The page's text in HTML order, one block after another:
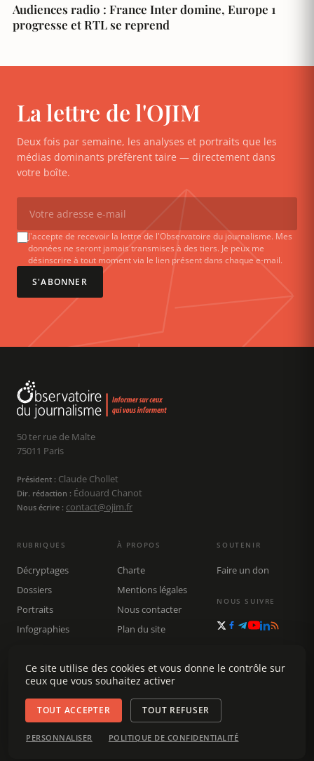
Audiences radio : France Inter domine, Europe 1
progresse et RTL se reprend
La lettre de l'OJIM
Deux fois par semaine, les analyses et portraits que les
médias dominants préfèrent taire — directement dans
votre boîte.
J'accepte de recevoir la lettre de l'Observatoire du journalisme. Mes
données ne seront jamais transmises à des tiers. Je peux me
désinscrire à tout moment via le lien présent dans chaque e-mail.
S'ABONNER
50 ter rue de Malte
75011 Paris
Président : Claude Chollet
Dir. rédaction : Édouard Chanot
Nous écrire : contact@ojim.fr
RUBRIQUES
Décryptages
Dossiers
Portraits
Infographies
Rechercher
À PROPOS
Charte
Mentions légales
Nous contacter
Plan du site
SOUTENIR
Faire un don
NOUS SUIVRE
© 2026 Observatoire du journalisme (OJIM) · Tous droits réservés ·
Gestion des cookies
Ce site utilise des cookies et vous donne le contrôle sur
ceux que vous souhaitez activer
TOUT ACCEPTER TOUT REFUSER
PERSONNALISER POLITIQUE DE CONFIDENTIALITÉ